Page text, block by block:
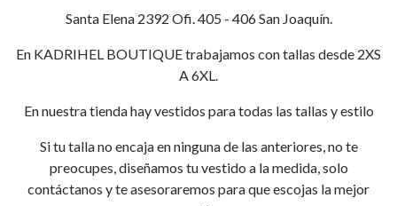
Santa Elena 2392 Ofi. 405 - 406 San Joaquín.
En KADRIHEL BOUTIQUE trabajamos con tallas desde 2XS
A 6XL.
En nuestra tienda hay vestidos para todas las tallas y estilo
Si tu talla no encaja en ninguna de las anteriores, no te
preocupes, diseñamos tu vestido a la medida, solo
contáctanos y te asesoraremos para que escojas la mejor